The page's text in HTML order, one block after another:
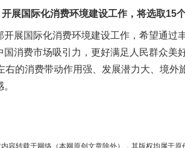
开展国际化消费环境建设工作，将选取15
国际化消费环境建设工作，希望通过
消费市场吸引力，更好满足人民群众美
右的消费带动作用强、发展潜力大、境
内容转载于网络（本网原创文章除外），其版权均属于
题” 法徽映军营 权益有保